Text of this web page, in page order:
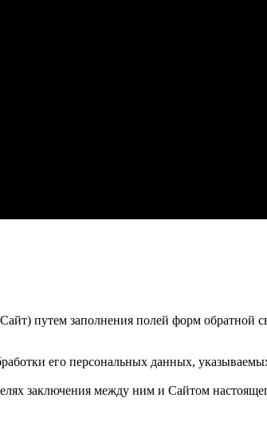
путем заполнения полей форм обратной
его персональных данных,
заключения между ним и Сайтом